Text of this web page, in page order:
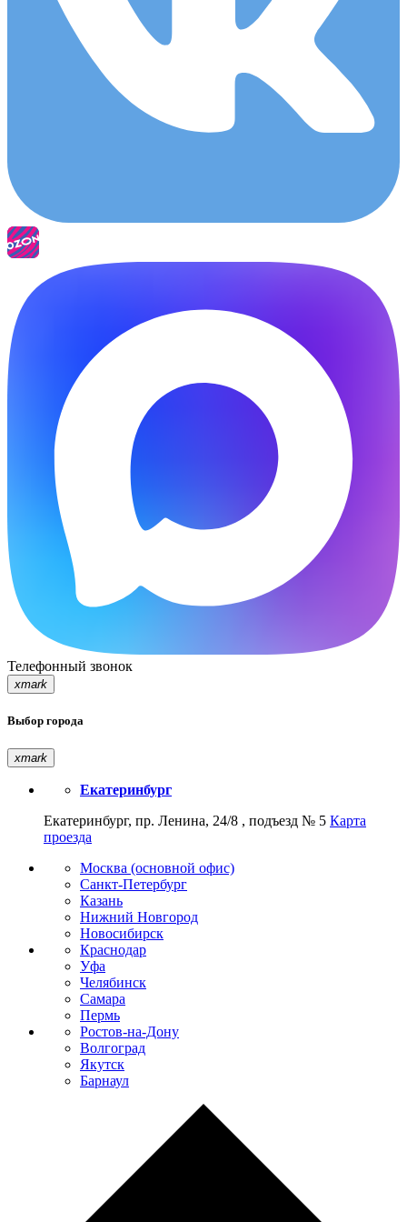
Телефонный звонок
xmark
Выбор города
xmark
Екатеринбург
Екатеринбург, пр. Ленина, 24/8 , подъезд № 5 Карта
проезда
Москва (основной офис)
Санкт-Петербург
Казань
Нижний Новгород
Новосибирск
Краснодар
Уфа
Челябинск
Самара
Пермь
Ростов-на-Дону
Волгоград
Якутск
Барнаул